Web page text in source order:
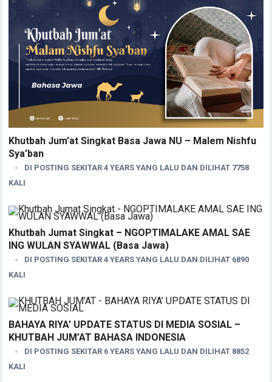
Khutbah Jum’at Singkat Basa Jawa NU – Malem Nishfu
Sya’ban
DI POSTING SEKITAR 4 YEARS YANG LALU DAN DILIHAT 7758
KALI
Khutbah Jumat Singkat – NGOPTIMALAKE AMAL SAE
ING WULAN SYAWWAL (Basa Jawa)
DI POSTING SEKITAR 4 YEARS YANG LALU DAN DILIHAT 6890
KALI
BAHAYA RIYA’ UPDATE STATUS DI MEDIA SOSIAL –
KHUTBAH JUM’AT BAHASA INDONESIA
DI POSTING SEKITAR 6 YEARS YANG LALU DAN DILIHAT 8852
KALI